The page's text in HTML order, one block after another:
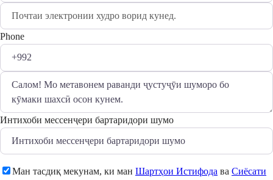
Phone
Интихоби мессенҷери бартаридори шумо
Ман тасдиқ мекунам, ки ман Шартҳои Истифода ва Сиёсати